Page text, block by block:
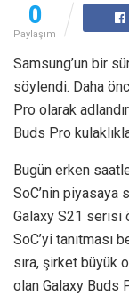
0
Paylaşım
Samsung’un bir
söylendi. Daha
Pro olarak
Buds Pro
Bugün erken
SoC’nin piyasaya
Galaxy S21 serisi
SoC’yi tanıtması
sıra, şirket büyük
olan Galaxy Buds